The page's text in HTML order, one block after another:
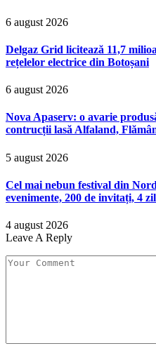
6 august 2026
Delgaz Grid licitează 11,7
rețelelor electrice din Botoșani
6 august 2026
Nova Apaserv: o avarie
contrucții lasă Alfaland,
5 august 2026
Cel mai nebun festival din
evenimente, 200 de invitați, 4
4 august 2026
Leave A Reply